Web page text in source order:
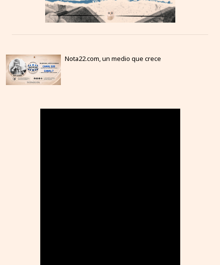
Nota22.com, un medio que crece